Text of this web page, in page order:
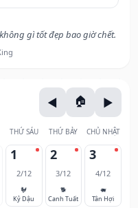
gì tốt đẹp bao giờ chết.
THỨ SÁU THỨ BẢY CHỦ NHẬT
1
2/12
🐓
Kỷ Dậu
2
3/12
🐕
Canh Tuất
3
4/12
🐖
Tân Hợi